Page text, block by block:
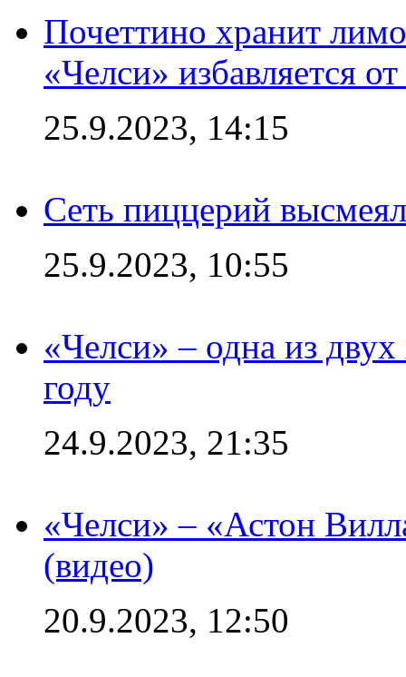
Почеттино хранит
«Челси» избавляется
25.9.2023, 14:15
Сеть пиццерий
25.9.2023, 10:55
«Челси» – одна из
году
24.9.2023, 21:35
«Челси» – «Астон
(видео)
20.9.2023, 12:50